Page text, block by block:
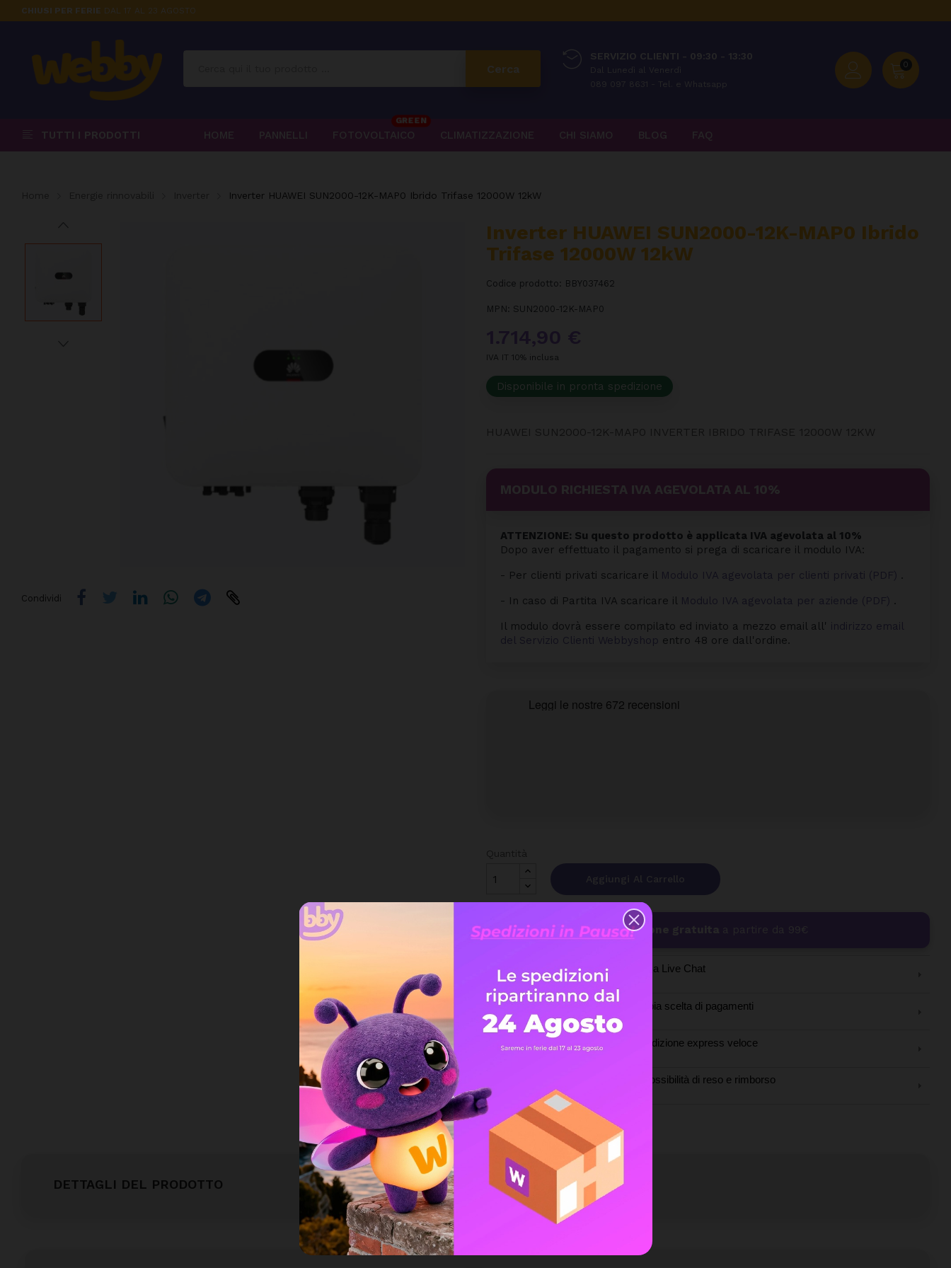
CHIUSI PER FERIE DAL 17 AL 23 AGOSTO
Cerca
SERVIZIO CLIENTI - 09:30 - 13:30
Dal Lunedì al Venerdì
089 097 8631 - Tel. e Whatsapp
0
TUTTI I PRODOTTI HOME PANNELLI FOTOVOLTAICO
GREEN
CLIMATIZZAZIONE CHI SIAMO BLOG FAQ
Inverter HUAWEI SUN2000-12K-MAP0 Ibrido Trifase 12000W 12kW
Condividi
Inverter HUAWEI SUN2000-12K-MAP0 Ibrido
Trifase 12000W 12kW
Codice prodotto: BBY037462
MPN: SUN2000-12K-MAP0
IVA IT 10% inclusa
Disponibile in pronta spedizione
MODULO RICHIESTA IVA AGEVOLATA AL 10%
ATTENZIONE: Su questo prodotto è applicata IVA agevolata al 10%
Dopo aver effettuato il pagamento si prega di scaricare il modulo IVA:
- Per clienti privati scaricare il Modulo IVA agevolata per clienti privati (PDF) .
- In caso di Partita IVA scaricare il Modulo IVA agevolata per aziende (PDF) .
Il modulo dovrà essere compilato ed inviato a mezzo email all' indirizzo email
del Servizio Clienti Webbyshop entro 48 ore dall'ordine.
Aggiungi Al Carrello
Spedizione gratuita
Assistenza Live Chat
Ampia scelta di pagamenti
Spedizione express veloce
Possibilità di reso e rimborso
DETTAGLI DEL PRODOTTO